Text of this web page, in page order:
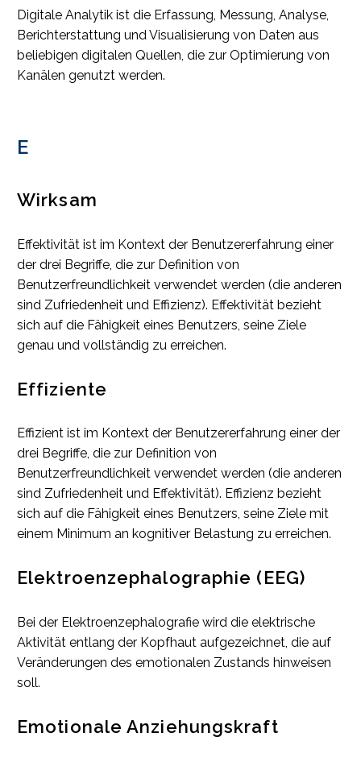
Digitale Analytik ist die Erfassung, Messung, Analyse,
Berichterstattung und Visualisierung von Daten aus
beliebigen digitalen Quellen, die zur Optimierung von
Kanälen genutzt werden.
E
Wirksam
Effektivität ist im Kontext der Benutzererfahrung einer
der drei Begriffe, die zur Definition von
Benutzerfreundlichkeit verwendet werden (die anderen
sind Zufriedenheit und Effizienz). Effektivität bezieht
sich auf die Fähigkeit eines Benutzers, seine Ziele
genau und vollständig zu erreichen.
Effiziente
Effizient ist im Kontext der Benutzererfahrung einer der
drei Begriffe, die zur Definition von
Benutzerfreundlichkeit verwendet werden (die anderen
sind Zufriedenheit und Effektivität). Effizienz bezieht
sich auf die Fähigkeit eines Benutzers, seine Ziele mit
einem Minimum an kognitiver Belastung zu erreichen.
Elektroenzephalographie (EEG)
Bei der Elektroenzephalografie wird die elektrische
Aktivität entlang der Kopfhaut aufgezeichnet, die auf
Veränderungen des emotionalen Zustands hinweisen
soll.
Emotionale Anziehungskraft